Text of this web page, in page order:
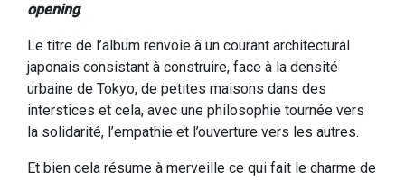
opening.
Le titre de l’album renvoie à un courant architectural
japonais consistant à construire, face à la densité
urbaine de Tokyo, de petites maisons dans des
interstices et cela, avec une philosophie tournée vers
la solidarité, l’empathie et l’ouverture vers les autres.
Et bien cela résume à merveille ce qui fait le charme de